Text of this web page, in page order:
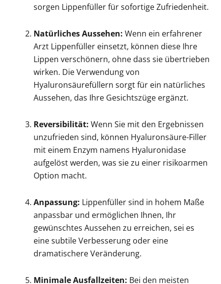
sorgen Lippenfüller für sofortige Zufriedenheit.
Natürliches Aussehen: Wenn ein erfahrener
Arzt Lippenfüller einsetzt, können diese Ihre
Lippen verschönern, ohne dass sie übertrieben
wirken. Die Verwendung von
Hyaluronsäurefüllern sorgt für ein natürliches
Aussehen, das Ihre Gesichtszüge ergänzt.
Reversibilität: Wenn Sie mit den Ergebnissen
unzufrieden sind, können Hyaluronsäure-Filler
mit einem Enzym namens Hyaluronidase
aufgelöst werden, was sie zu einer risikoarmen
Option macht.
Anpassung: Lippenfüller sind in hohem Maße
anpassbar und ermöglichen Ihnen, Ihr
gewünschtes Aussehen zu erreichen, sei es
eine subtile Verbesserung oder eine
dramatischere Veränderung.
Minimale Ausfallzeiten: Bei den meisten